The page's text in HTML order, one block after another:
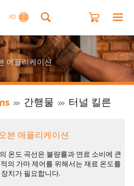
KO
애플리케이션
간행물 터널 킬른
븐 애플리케이션
온도 곡선은 불량률과 연료 소비에 큰
의 가마 제어를 위해서는 재료 온도를
치가 필요합니다.